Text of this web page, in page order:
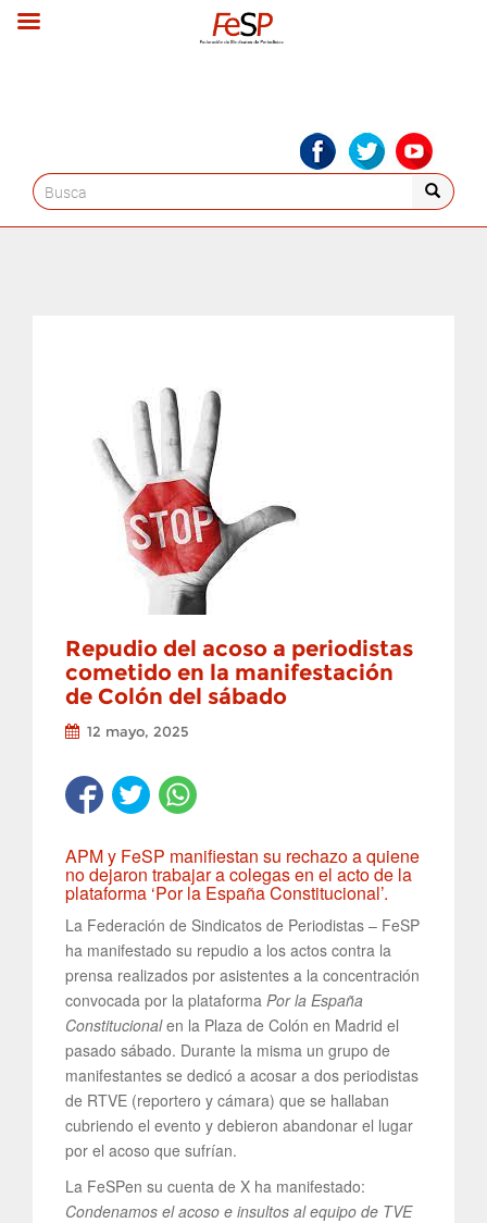
Search
for:
Repudio del acoso a periodistas
cometido en la manifestación
de Colón del sábado
12 mayo, 2025
APM y FeSP manifiestan su rechazo a quiene
no dejaron trabajar a colegas en el acto de la
plataforma ‘Por la España Constitucional’.
La Federación de Sindicatos de Periodistas – FeSP
ha manifestado su repudio a los actos contra la
prensa realizados por asistentes a la concentración
convocada por la plataforma Por la España
Constitucionalen la Plaza de Colón en Madrid el
pasado sábado. Durante la misma un grupo de
manifestantes se dedicó a acosar a dos periodistas
de RTVE (reportero y cámara) que se hallaban
cubriendo el evento y debieron abandonar el lugar
por el acoso que sufrían.
La FeSPen su cuenta de X ha manifestado:
Condenamos el acoso e insultos al equipo de TVE